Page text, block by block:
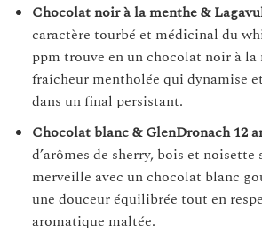
Chocolat noir à la menthe &
caractère tourbé et médicinal du
ppm trouve en un chocolat noir à la
fraîcheur mentholée qui dynamise
dans un final persistant.
Chocolat blanc & GlenDronach 12
d’arômes de sherry, bois et noisette
merveille avec un chocolat blanc
une douceur équilibrée tout en
aromatique maltée.